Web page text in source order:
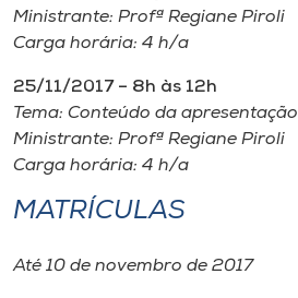
Ministrante: Profª Regiane Piroli
Carga horária: 4 h/a
25/11/2017 – 8h às 12h
Tema: Conteúdo da apresentação
Ministrante: Profª Regiane Piroli
Carga horária: 4 h/a
MATRÍCULAS
Até 10 de novembro de 2017